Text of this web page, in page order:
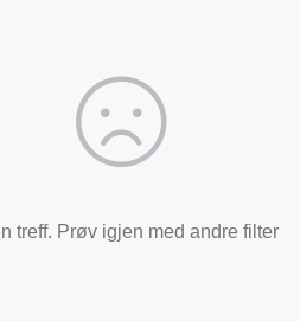
treff. Prøv igjen med andre filter